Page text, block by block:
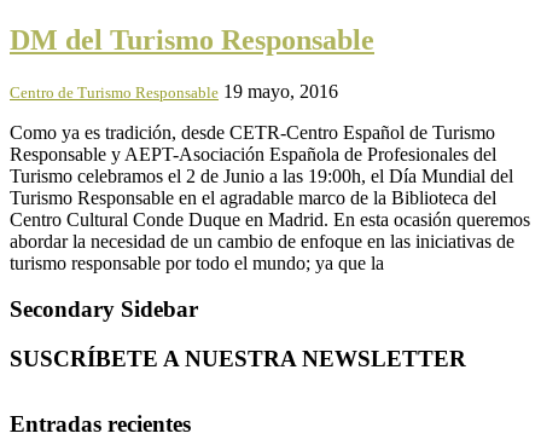
DM del Turismo Responsable
Centro de Turismo Responsable 19 mayo, 2016
Como ya es tradición, desde CETR-Centro Español de Turismo
Responsable y AEPT-Asociación Española de Profesionales del
Turismo celebramos el 2 de Junio a las 19:00h, el Día Mundial del
Turismo Responsable en el agradable marco de la Biblioteca del
Centro Cultural Conde Duque en Madrid. En esta ocasión queremos
abordar la necesidad de un cambio de enfoque en las iniciativas de
turismo responsable por todo el mundo; ya que la
Secondary Sidebar
SUSCRÍBETE A NUESTRA NEWSLETTER
Entradas recientes